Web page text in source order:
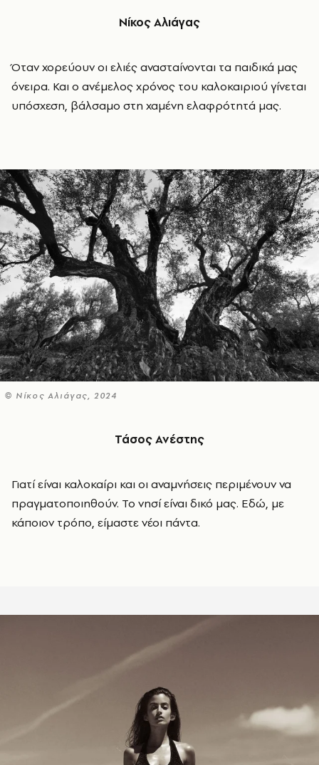
Νίκος Αλιάγας
Όταν χορεύουν οι ελιές ανασταίνονται τα παιδικά μας
όνειρα. Και ο ανέμελος χρόνος του καλοκαιριού γίνεται
υπόσχεση, βάλσαμο στη χαμένη ελαφρότητά μας.
© Νίκος Αλιάγας, 2024
Τάσος Ανέστης
Γιατί είναι καλοκαίρι και οι αναμνήσεις περιμένουν να
πραγματοποιηθούν. Το νησί είναι δικό μας. Εδώ, με
κάποιον τρόπο, είμαστε νέοι πάντα.